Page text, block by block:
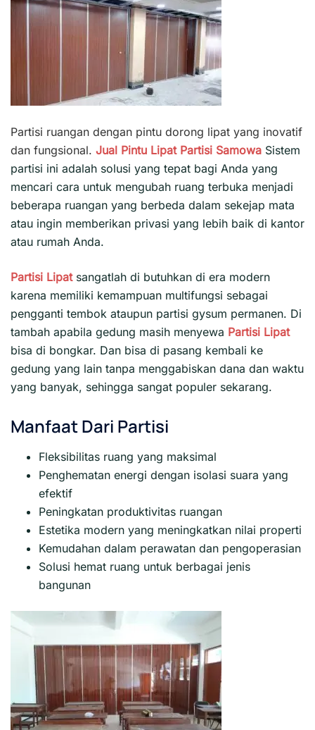
Partisi ruangan dengan pintu dorong lipat yang inovatif
dan fungsional. Jual Pintu Lipat Partisi Samowa Sistem
partisi ini adalah solusi yang tepat bagi Anda yang
mencari cara untuk mengubah ruang terbuka menjadi
beberapa ruangan yang berbeda dalam sekejap mata
atau ingin memberikan privasi yang lebih baik di kantor
atau rumah Anda.
Partisi Lipatsangatlah di butuhkan di era modern
karena memiliki kemampuan multifungsi sebagai
pengganti tembok ataupun partisi gysum permanen. Di
tambah apabila gedung masih menyewa Partisi Lipat
bisa di bongkar. Dan bisa di pasang kembali ke
gedung yang lain tanpa menggabiskan dana dan waktu
yang banyak, sehingga sangat populer sekarang.
Manfaat Dari Partisi
Fleksibilitas ruang yang maksimal
Penghematan energi dengan isolasi suara yang
efektif
Peningkatan produktivitas ruangan
Estetika modern yang meningkatkan nilai properti
Kemudahan dalam perawatan dan pengoperasian
Solusi hemat ruang untuk berbagai jenis
bangunan